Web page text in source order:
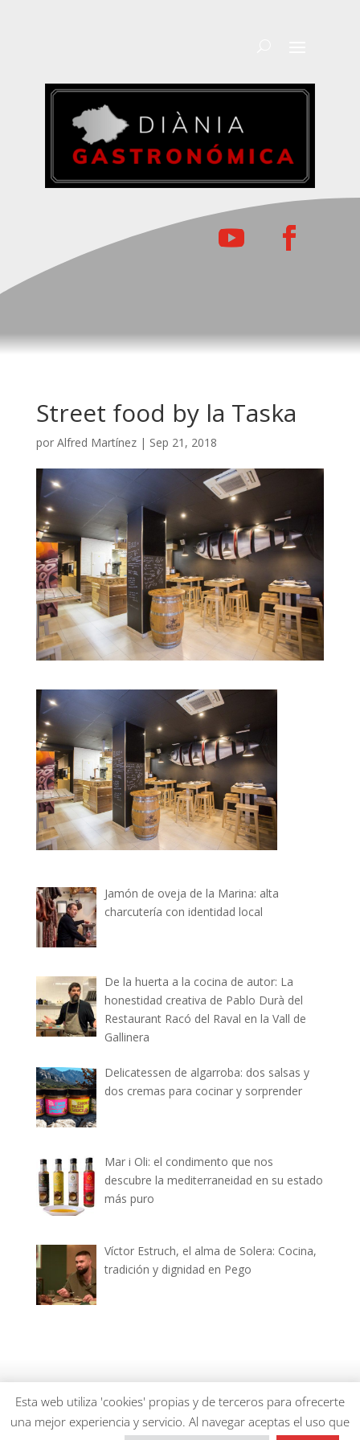
Street food by la Taska
por Alfred Martínez| Sep 21, 2018
Jamón de oveja de la Marina: alta
charcutería con identidad local
De la huerta a la cocina de autor: La
honestidad creativa de Pablo Durà del
Restaurant Racó del Raval en la Vall de
Gallinera
Delicatessen de algarroba: dos salsas y
dos cremas para cocinar y sorprender
Mar i Oli: el condimento que nos
descubre la mediterraneidad en su estado
más puro
Víctor Estruch, el alma de Solera: Cocina,
tradición y dignidad en Pego
dianiagastronomica.com © 2026
Esta web utiliza 'cookies' propias y de terceros para ofrecerte
una mejor experiencia y servicio. Al navegar aceptas el uso que